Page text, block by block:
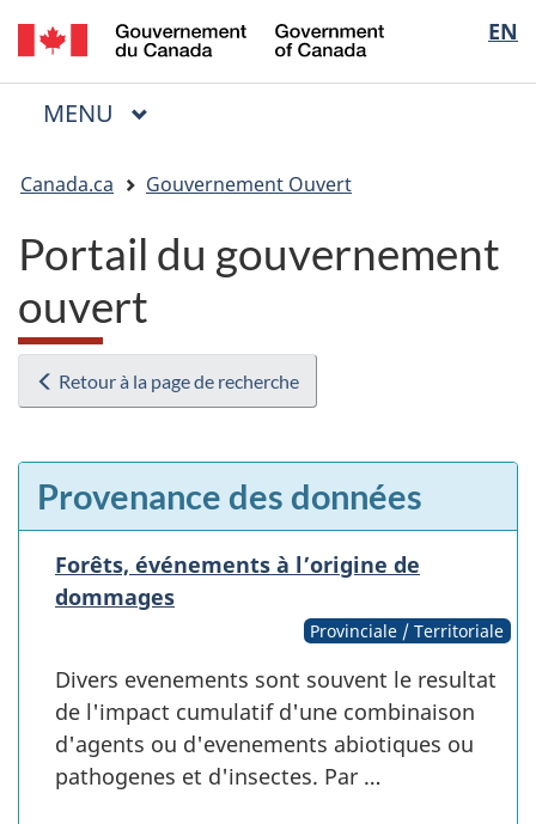
Passer
au
contenu
Passer
à
« Au
Passer
à
la
EN
of
Menu
MENU PRINCIPAL
êtes
ici
Canada.ca Gouvernement Ouvert
Portail du gouvernement
ouvert
Retour à la page de recherche
Provenance des données
Forêts, événements à l’origine de
dommages
Provinciale / Territoriale
Divers evenements sont souvent le resultat
de l'impact cumulatif d'une combinaison
d'agents ou d'evenements abiotiques ou
pathogenes et d'insectes. Par …